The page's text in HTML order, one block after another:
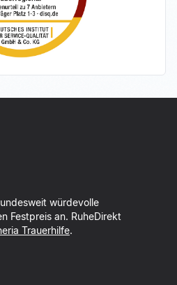
würdevolle
Festpreis an. RuheDirekt
Trauerhilfe.